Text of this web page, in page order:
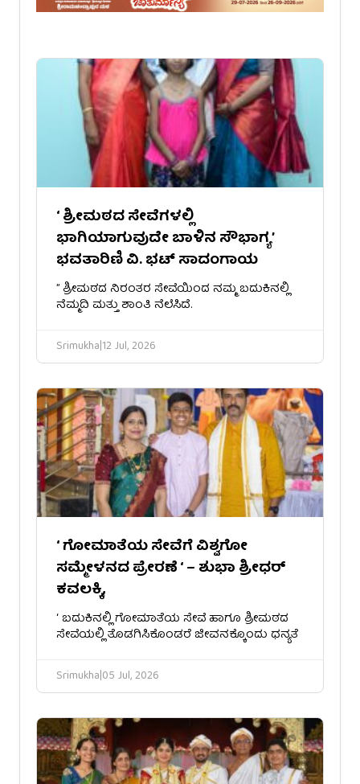
‘ ಶ್ರೀಮಠದ ಸೇವೆಗಳಲ್ಲಿ
ಭಾಗಿಯಾಗುವುದೇ ಬಾಳಿನ ಸೌಭಾಗ್ಯ’
ಭವತಾರಿಣಿ ವಿ. ಭಟ್ ಸಾದಂಗಾಯ
” ಶ್ರೀಮಠದ ನಿರಂತರ ಸೇವೆಯಿಂದ ನಮ್ಮ ಬದುಕಿನಲ್ಲಿ
ನೆಮ್ಮದಿ ಮತ್ತು ಶಾಂತಿ ನೆಲೆಸಿದೆ.
Srimukha|12 Jul, 2026
‘ ಗೋಮಾತೆಯ ಸೇವೆಗೆ ​ವಿಶ್ವಗೋ
ಸಮ್ಮೇಳನದ ಪ್ರೇರಣೆ ‘ – ಶುಭಾ ಶ್ರೀಧರ್
ಕವಲಕ್ಕಿ,
‘ ಬದುಕಿನಲ್ಲಿ ಗೋಮಾತೆಯ ಸೇವೆ ಹಾಗೂ ಶ್ರೀಮಠದ
ಸೇವೆಯಲ್ಲಿ ತೊಡಗಿಸಿಕೊಂಡರೆ ಜೀವನಕ್ಕೊಂದು ಧನ್ಯತೆ
Srimukha|05 Jul, 2026